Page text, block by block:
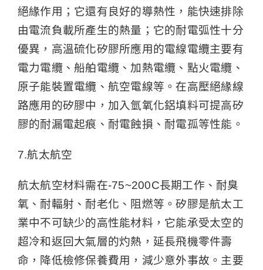
絕緣作用；它還有良好的導熱性，能快速排除
由電流負載所產生的熱量；它的耐電弧性十分
優異，高溫硫化矽膠所應用的電線電纜主要有
電力電纜、船舶電纜、加熱電纜、點火電纜、
原子能裝置電纜、航空電線等。在高壓絕緣線
路應用的矽膠中，加入氫氧化鋁填料可提高矽
膠的耐漏電起痕、耐電蝕損、耐電孤等性能。
7.航太航空
航太航空材料需在-75~200C長期工作、耐臭
氧、耐輻射、耐老化、阻燃等。矽膠是航太工
業中不可缺少的高性能材料，它能承受太空的
超冷和返回大氣層的灼熱，延長飛機零件壽
命，降低檢修保養費用，減少意外事故。主要